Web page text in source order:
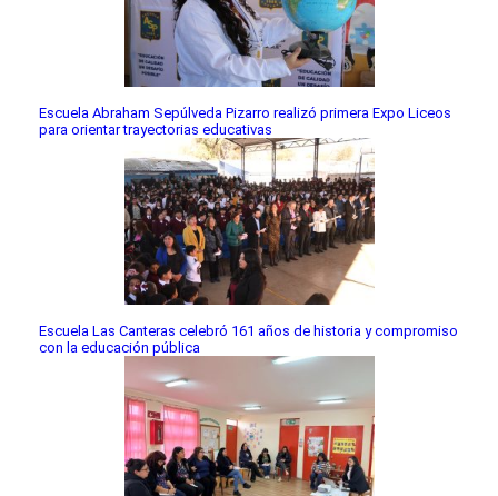
Escuela Abraham Sepúlveda Pizarro realizó primera Expo Liceos
para orientar trayectorias educativas
Escuela Las Canteras celebró 161 años de historia y compromiso
con la educación pública